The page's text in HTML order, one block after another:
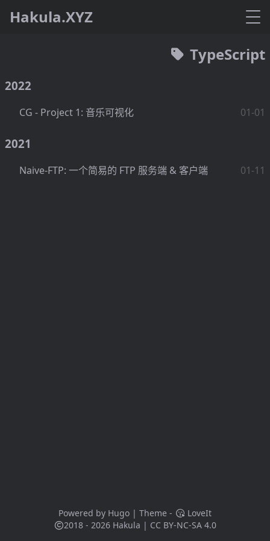
Hakula.XYZ
TypeScript
2022
CG - Project 1: 音乐可视化 01-01
2021
Naive-FTP: 一个简易的 FTP 服务端 & 客户端 01-11
Powered by Hugo| Theme -
LoveIt
2018 - 2026 Hakula | CC BY-NC-SA 4.0